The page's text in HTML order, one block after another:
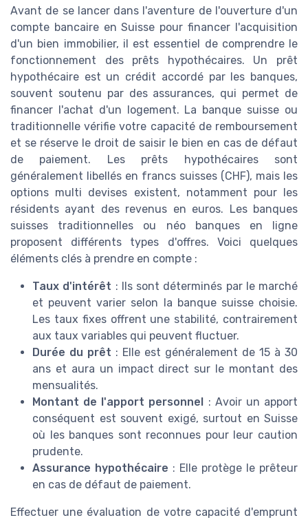
Avant de se lancer dans l'aventure de l'ouverture d'un
compte bancaire en Suisse pour financer l'acquisition
d'un bien immobilier, il est essentiel de comprendre le
fonctionnement des prêts hypothécaires. Un prêt
hypothécaire est un crédit accordé par les banques,
souvent soutenu par des assurances, qui permet de
financer l'achat d'un logement. La banque suisse ou
traditionnelle vérifie votre capacité de remboursement
et se réserve le droit de saisir le bien en cas de défaut
de paiement. Les prêts hypothécaires sont
généralement libellés en francs suisses (CHF), mais les
options multi devises existent, notamment pour les
résidents ayant des revenus en euros. Les banques
suisses traditionnelles ou néo banques en ligne
proposent différents types d'offres. Voici quelques
éléments clés à prendre en compte :
Taux d'intérêt : Ils sont déterminés par le marché
et peuvent varier selon la banque suisse choisie.
Les taux fixes offrent une stabilité, contrairement
aux taux variables qui peuvent fluctuer.
Durée du prêt : Elle est généralement de 15 à 30
ans et aura un impact direct sur le montant des
mensualités.
Montant de l'apport personnel : Avoir un apport
conséquent est souvent exigé, surtout en Suisse
où les banques sont reconnues pour leur caution
prudente.
Assurance hypothécaire : Elle protège le prêteur
en cas de défaut de paiement.
Effectuer une évaluation de votre capacité d'emprunt